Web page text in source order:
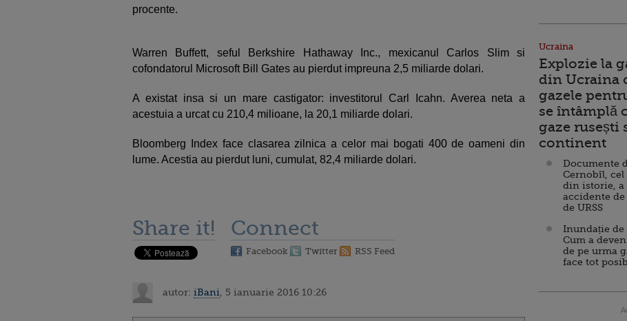
procente.
Warren Buffett, seful Berkshire Hathaway Inc., mexicanul Carlos Slim si
cofondatorul Microsoft Bill Gates au pierdut impreuna 2,5 miliarde dolari.
A existat insa si un mare castigator: investitorul Carl Icahn. Averea neta a
acestuia a urcat cu 210,4 milioane, la 20,1 miliarde dolari.
Bloomberg Index face clasarea zilnica a celor mai bogati 400 de oameni din
lume. Acestia au pierdut luni, cumulat, 82,4 miliarde dolari.
Share it! Connect
Facebook Twitter RSS Feed
autor: iBani , 5 ianuarie 2016 10:26
Ucraina
Explozie la
din Ucraina
gazele
se întâmplă
gaze rusești
continent
Documente
Cernobîl, cel
din istorie, a
accidente
de URSS
Inundație de
Cum a
de pe urma
face tot